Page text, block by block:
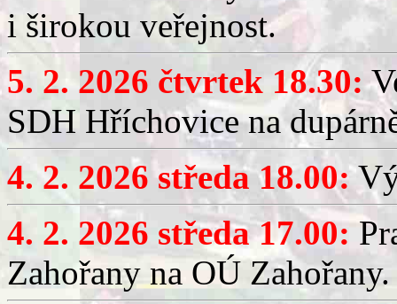
i širokou veřejnost.
5. 2. 2026 čtvrtek 18.30:
SDH Hříchovice na
4. 2. 2026 středa 18.00:
4. 2. 2026 středa 17.00:
Zahořany na OÚ Zahořany.